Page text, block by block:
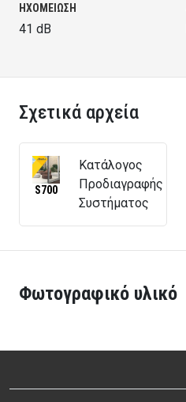
ΗΧΟΜΕΙΩΣΗ
41 dB
Σχετικά αρχεία
S700
Κατάλογος
Προδιαγραφής
Συστήματος
Φωτογραφικό υλικό